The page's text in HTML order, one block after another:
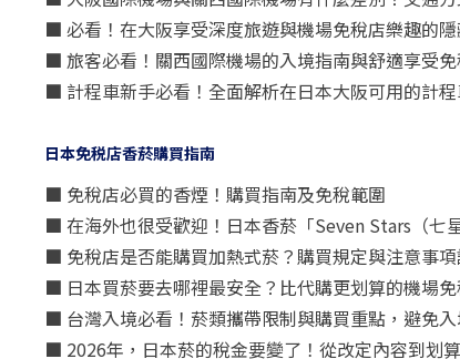
■ 必看！在大阪享受深度旅遊與機場免稅店樂趣的
■ 旅客必看！關西國際機場的入境指南與舒適享受
■ 計程車新手必看！全面解析在日本大阪可用的計
日本免税店香菸購買指南
■ 免稅店必買的香煙！購買指南及免稅範圍
■ 在海外也很受歡迎！日本香菸「Seven Stars（七
■ 免稅店是否能購買加熱式菸？購買規定與注意事
■ 日本買菸要去哪裡最安全？比代購更划算的機場
■ 台灣入境必看！菸類攜帶限制與購買重點，避免
■ 2026年，日本菸的稅金要變了！從改定內容到划